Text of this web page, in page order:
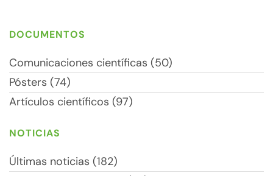
DOCUMENTOS
Comunicaciones científicas (50)
Pósters (74)
Artículos científicos (97)
NOTICIAS
Últimas noticias (182)